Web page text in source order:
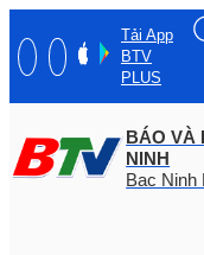
Tải App
BTV
PLUS
BÁO VÀ
NINH
Bac Ninh